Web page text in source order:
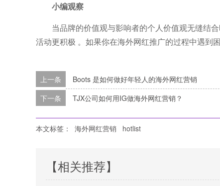
小编观察
当品牌的价值观与影响者的个人价值观无缝结
活动更积极 。 如果你在海外网红推广的过程中遇到
上一条
Boots 是如何做好年轻人的海外网红营销
下一条 TJX公司如何用IG做海外网红营销？
本文标签： 海外网红营销 hotlist
【相关推荐】